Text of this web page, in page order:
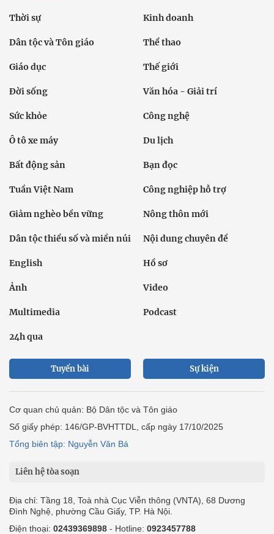
Thời sự Kinh doanh
Dân tộc và Tôn giáo Thể thao
Giáo dục Thế giới
Đời sống Văn hóa - Giải trí
Sức khỏe Công nghệ
Ô tô xe máy Du lịch
Bất động sản Bạn đọc
Tuần Việt Nam Công nghiệp hỗ trợ
Giảm nghèo bền vững Nông thôn mới
Dân tộc thiểu số và miền núi Nội dung chuyên đề
English Hồ sơ
Ảnh Video
Multimedia Podcast
24h qua
Tuyến bài Sự kiện
Cơ quan chủ quản: Bộ Dân tộc và Tôn giáo
Số giấy phép: 146/GP-BVHTTDL, cấp ngày 17/10/2025
Tổng biên tập: Nguyễn Văn Bá
Liên hệ tòa soạn
Địa chỉ: Tầng 18, Toà nhà Cục Viễn thông (VNTA), 68 Dương
Đình Nghệ, phường Cầu Giấy, TP. Hà Nội.
Điện thoại: 02439369898 - Hotline: 0923457788